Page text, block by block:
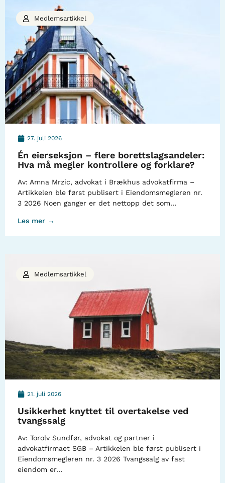
27. juli 2026
Én eierseksjon – flere borettslagsandeler:
Hva må megler kontrollere og forklare?
Av: Amna Mrzic, advokat i Brækhus advokatfirma –
Artikkelen ble først publisert i Eiendomsmegleren nr.
3 2026 Noen ganger er det nettopp det som…
Les mer →
Medlemsartikkel
21. juli 2026
Usikkerhet knyttet til overtakelse ved
tvangssalg
Av: Torolv Sundfør, advokat og partner i
advokatfirmaet SGB – Artikkelen ble først publisert i
Eiendomsmegleren nr. 3 2026 Tvangssalg av fast
eiendom er…
Medlemsartikkel